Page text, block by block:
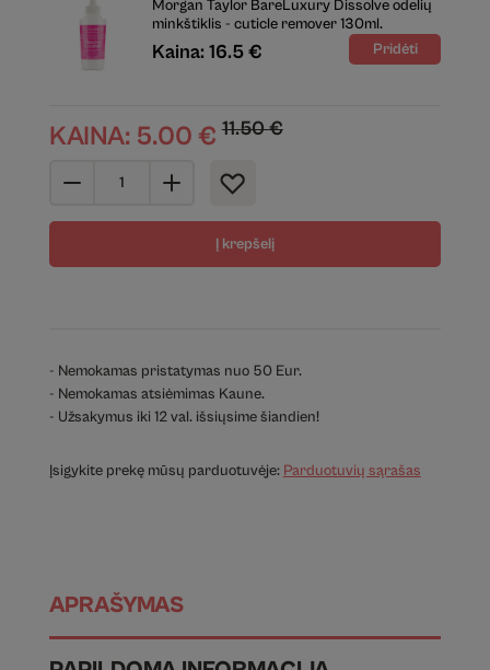
Morgan Taylor BareLuxury Dissolve odelių
minkštiklis - cuticle remover 130ml.
Kaina: 16.5 €
KAINA: 5.00 € 11.50€
Į krepšelį
- Nemokamas pristatymas nuo 50 Eur.
- Nemokamas atsiėmimas Kaune.
- Užsakymus iki 12 val. išsiųsime šiandien!
Įsigykite prekę mūsų parduotuvėje: Parduotuvių sąrašas
APRAŠYMAS